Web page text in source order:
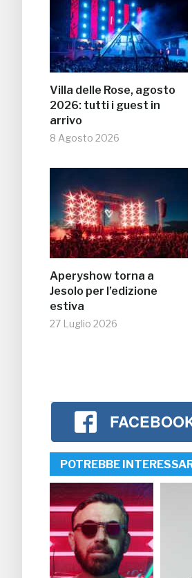
Villa delle Rose, agosto
2026: tutti i guest in
arrivo
8 Agosto 2026
Aperyshow torna a
Jesolo per l’edizione
estiva
27 Luglio 2026
POTREBBE